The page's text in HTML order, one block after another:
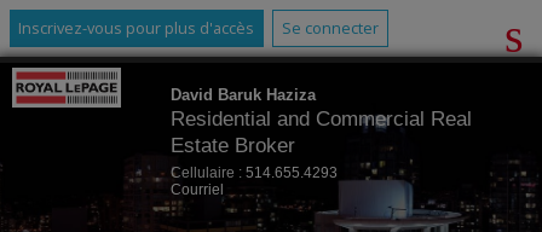
Inscrivez-vous pour plus d'accès Se connecter
David Baruk Haziza
Residential and Commercial Real
Estate Broker
Cellulaire : 514.655.4293
Courriel